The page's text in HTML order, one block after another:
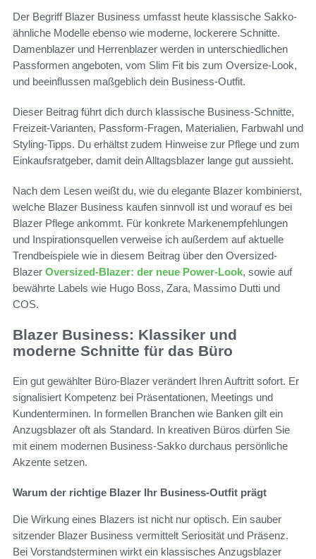
Der Begriff Blazer Business umfasst heute klassische Sakko-
ähnliche Modelle ebenso wie moderne, lockerere Schnitte.
Damenblazer und Herrenblazer werden in unterschiedlichen
Passformen angeboten, vom Slim Fit bis zum Oversize-Look,
und beeinflussen maßgeblich dein Business-Outfit.
Dieser Beitrag führt dich durch klassische Business-Schnitte,
Freizeit-Varianten, Passform-Fragen, Materialien, Farbwahl und
Styling-Tipps. Du erhältst zudem Hinweise zur Pflege und zum
Einkaufsratgeber, damit dein Alltagsblazer lange gut aussieht.
Nach dem Lesen weißt du, wie du elegante Blazer kombinierst,
welche Blazer Business kaufen sinnvoll ist und worauf es bei
Blazer Pflege ankommt. Für konkrete Markenempfehlungen
und Inspirationsquellen verweise ich außerdem auf aktuelle
Trendbeispiele wie in diesem Beitrag über den Oversized-
Blazer Oversized-Blazer: der neue Power-Look, sowie auf
bewährte Labels wie Hugo Boss, Zara, Massimo Dutti und
COS.
Blazer Business: Klassiker und
moderne Schnitte für das Büro
Ein gut gewählter Büro-Blazer verändert Ihren Auftritt sofort. Er
signalisiert Kompetenz bei Präsentationen, Meetings und
Kundenterminen. In formellen Branchen wie Banken gilt ein
Anzugsblazer oft als Standard. In kreativen Büros dürfen Sie
mit einem modernen Business-Sakko durchaus persönliche
Akzente setzen.
Warum der richtige Blazer Ihr Business-Outfit prägt
Die Wirkung eines Blazers ist nicht nur optisch. Ein sauber
sitzender Blazer Business vermittelt Seriosität und Präsenz.
Bei Vorstandsterminen wirkt ein klassisches Anzugsblazer